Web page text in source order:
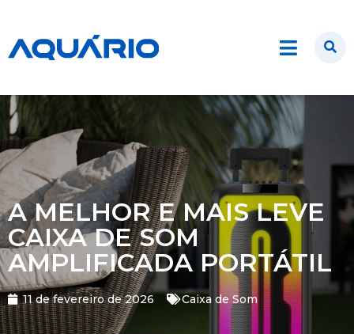
A MELHOR E MAIS LEVE
CAIXA DE SOM
AMPLIFICADA PORTÁTIL
11 de fevereiro de 2026 Caixa de Som